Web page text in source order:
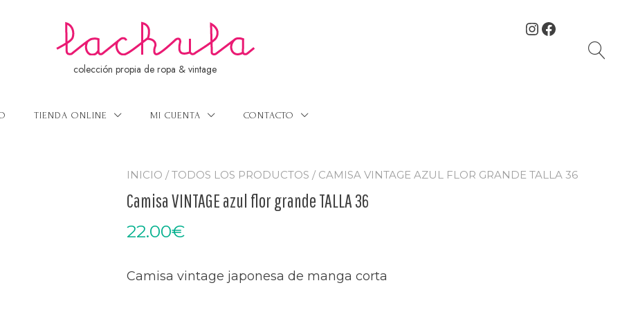
colección propia de ropa & vintage
TIENDA ONLINE MI CUENTA CONTACTO
Instagram
Facebook
INICIO /TODOS LOS PRODUCTOS / CAMISA VINTAGE AZUL FLOR GRANDE TALLA 36
Camisa VINTAGE azul flor grande TALLA 36
22.00€
Camisa vintage japonesa de manga corta